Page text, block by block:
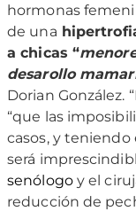
hormonas
de una
a chicas “
desarollo
Dorian González.
“que las
casos, y
será
senólogoy el
reducción de